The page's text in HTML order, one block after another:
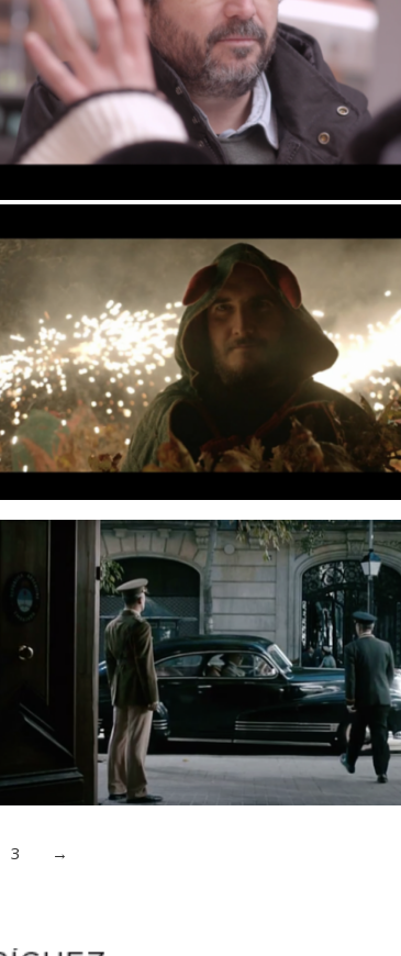
Salvados Es lo que hay
Cup – Ho volem tot
Carta a Eva – 2nd Unit Director
3 →